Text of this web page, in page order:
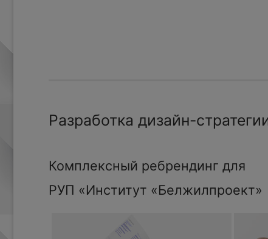
Разработка дизайн-
Комплексный ребрендинг для
РУП «Институт «Белжилпроект»